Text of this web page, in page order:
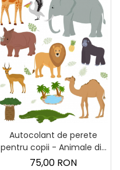
Autocolant de perete
pentru copii - Animale din
Africa - 60x90 cm
75,00 RON